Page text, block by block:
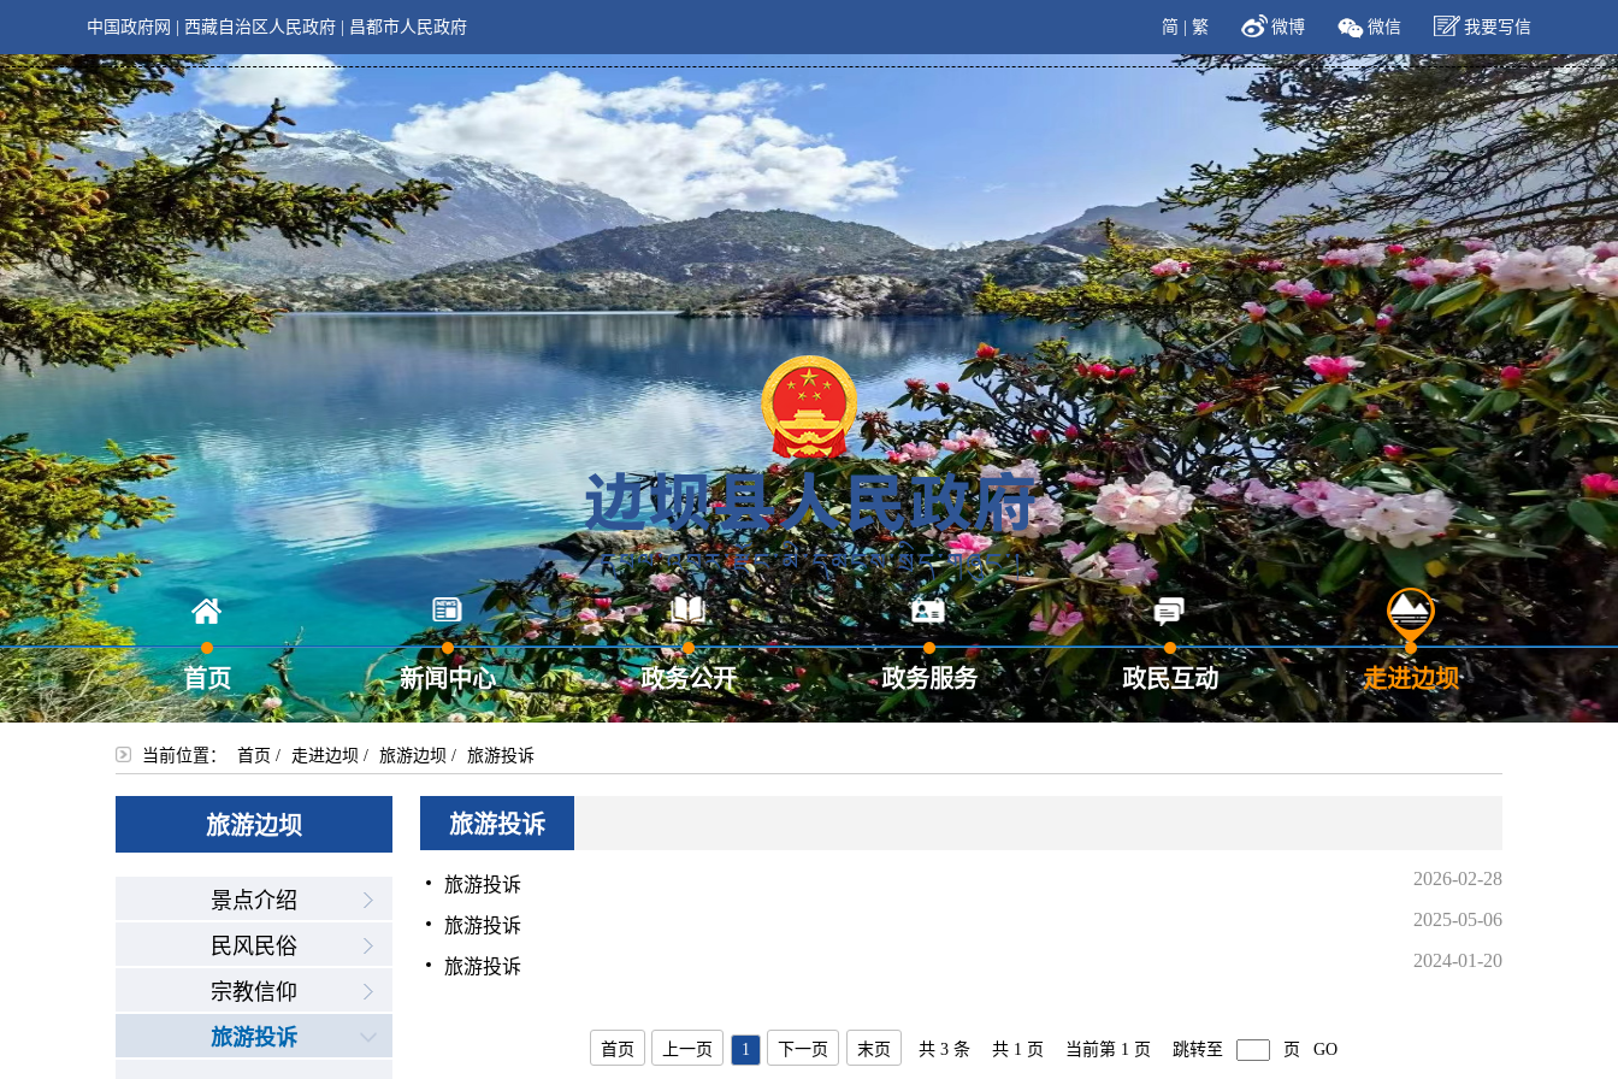
中国政府网 西藏自治区人民政府 昌都市人民政府 简 繁 微博 微信 我要写信
首页 新闻中心 政务公开 政务服务 政民互动 走进边坝
当前位置： 首页 / 走进边坝 / 旅游边坝 / 旅游投诉
旅游边坝
景点介绍
民风民俗
宗教信仰
旅游投诉
旅游投诉
旅游投诉 2026-02-28
旅游投诉 2025-05-06
旅游投诉 2024-01-20
首页 上一页 1 下一页 末页 共 3 条 共 1 页 当前第 1 页 跳转至 页 GO